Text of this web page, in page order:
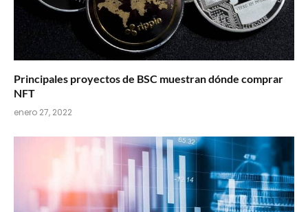
Principales proyectos de BSC muestran dónde comprar
NFT
enero 27, 2022